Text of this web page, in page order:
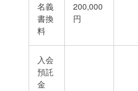
名義
書換
料
200,000
円
入会
預託
金